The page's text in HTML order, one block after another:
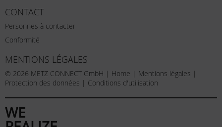
CONTACT
Personnes à contacter
Conformité
MENTIONS LÉGALES
© 2026 METZ CONNECT GmbH | Home | Mentions légales |
Protection des données | Conditions d'utilisation
WE